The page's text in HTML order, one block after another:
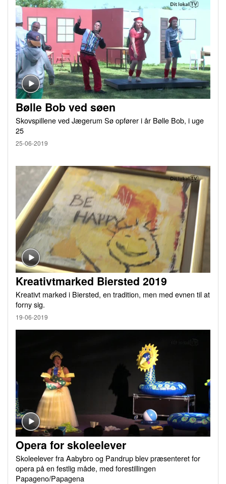
Bølle Bob ved søen
Skovspillene ved Jægerum Sø opfører i år Bølle Bob, i uge
25
25-06-2019
Kreativtmarked Biersted 2019
Kreativt marked i Biersted, en tradition, men med evnen til at
forny sig.
19-06-2019
Opera for skoleelever
Skoleelever fra Aabybro og Pandrup blev præsenteret for
opera på en festlig måde, med forestillingen
Papageno/Papagena